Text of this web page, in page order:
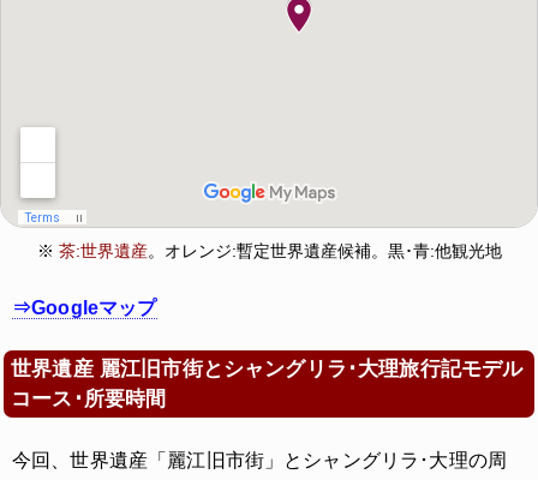
※ 茶:世界遺産。オレンジ:暫定世界遺産候補。黒･青:他観光地
⇒Googleマップ
世界遺産 麗江旧市街とシャングリラ･大理旅行記モデル
コース･所要時間
今回、世界遺産「麗江旧市街」とシャングリラ･大理の周